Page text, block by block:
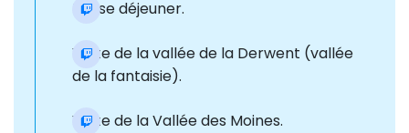
Pause déjeuner.
Visite de la vallée de la Derwent (vallée
de la fantaisie).
Visite de la Vallée des Moines.